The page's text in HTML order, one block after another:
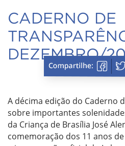
CADERNO DE
DEZEMBRO/
A décima edição do Caderno
sobre importantes
da Criança de Brasília José
comemoração dos 11 anos